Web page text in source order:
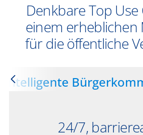
Denkbare Top Use
einem
für die öffentliche
Intelligente
24/7,